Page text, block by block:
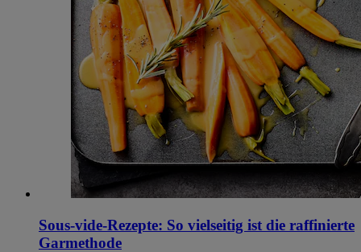
Sous-vide-Rezepte: So vielseitig ist die raffinierte
Garmethode